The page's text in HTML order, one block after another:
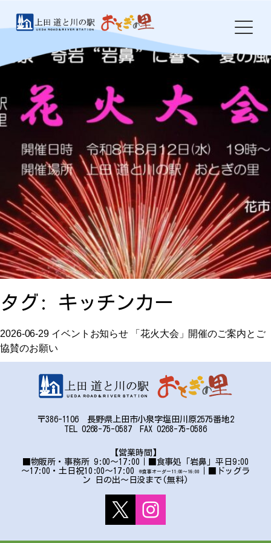
お知らせ
農産物・特産品
食事処 岩鼻
ドッグラン
防災・環境整備
〒386-1106
長野県上田市小泉字塩田川原2575番地2
TEL:0268-75-0587 FAX:0268-75-0586
タグ: キッチンカー
2026-06-29 イベント お知らせ
「花火大会」開催のご案内とご
協賛のお願い
〒386-1106 長野県上田市小泉字塩田川原2575番地2
TEL 0268-75-0587 FAX 0268-75-0586
【営業時間】
■物販所・事務所 9:00～17:00｜■食事処「岩鼻」平日9:00
～17:00・土日祝10:00～17:00
※食事オーダー11:00〜16:00
｜■ドッグラ
ン 日の出～日没まで(無料)